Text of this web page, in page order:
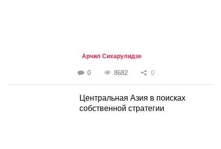
Арчил Сихарулидзе
0 8682 0
Центральная Азия в поисках
собственной стратегии